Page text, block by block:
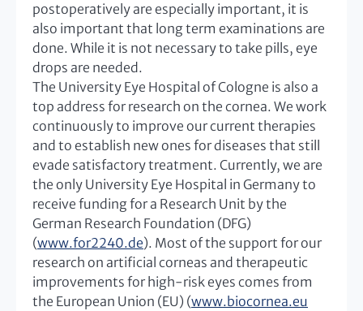
postoperatively are especially important, it is
also important that long term examinations are
done. While it is not necessary to take pills, eye
drops are needed.
The University Eye Hospital of Cologne is also a
top address for research on the cornea. We work
continuously to improve our current therapies
and to establish new ones for diseases that still
evade satisfactory treatment. Currently, we are
the only University Eye Hospital in Germany to
receive funding for a Research Unit by the
German Research Foundation (DFG)
(www.for2240.de). Most of the support for our
research on artificial corneas and therapeutic
improvements for high-risk eyes comes from
the European Union (EU) (www.biocornea.eu